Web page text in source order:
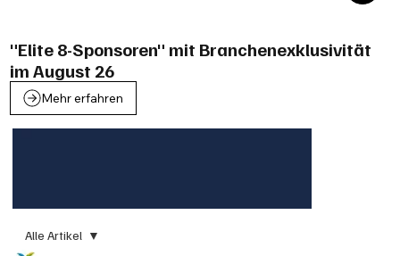
"Elite 8-Sponsoren" mit Branchenexklusivität
im August 26
Mehr erfahren
Alle Artikel